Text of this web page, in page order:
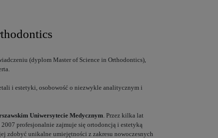
(dyplom Master of Science in Orthodontics),
i estetyki, osobowość o niezwykle analitycznym i
Uniwersytecie Medycznym. Przez kilka lat
profesjonalnie zajmuje się ortodoncją i estetyką
zdobyć unikalne umiejętności z zakresu nowoczesnych